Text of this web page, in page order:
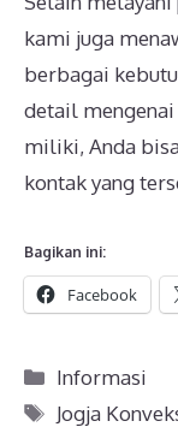
kami juga
berbagai
detail mengenai
miliki, Anda
kontak yang
Bagikan ini:
Facebook
Kategori
Informasi
Tag
Jogja